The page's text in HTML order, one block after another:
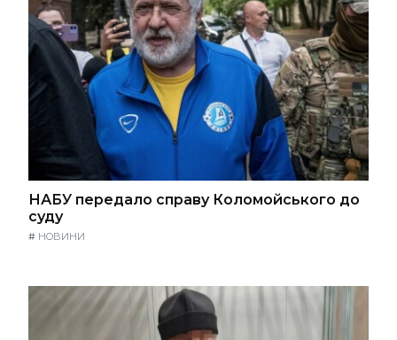
НАБУ передало справу Коломойського до
суду
# НОВИНИ